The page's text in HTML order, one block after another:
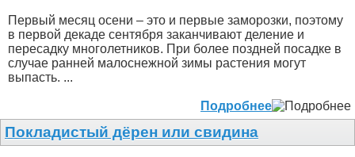
Первый месяц осени – это и первые заморозки, поэтому
в первой декаде сентября заканчивают деление и
пересадку многолетников. При более поздней посадке в
случае ранней малоснежной зимы растения могут
выпасть. ...
Подробнее
Покладистый дёрен или свидина